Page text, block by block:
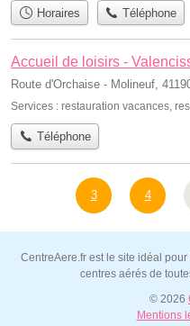
Horaires Téléphone
Accueil de loisirs -
Route d'Orchaise - Molineuf,
Services : restauration vacances,
Téléphone
3 4
CentreAere.fr est le site idéal
centres aérés de
© 2026
Mentions